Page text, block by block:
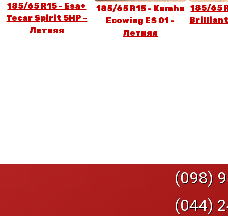
185/65 R15 - Esa+
Tecar Spirit 5HP -
Летняя
185/65 R15 - Kumho
Ecowing ES 01 -
Летняя
185/65
(098)
(044)